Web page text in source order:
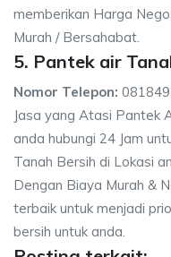
memberikan Harga
Murah / Bersahabat.
5. Pantek air
Nomor Telepon:
Jasa yang Atasi Pantek
anda hubungi 24 Jam
Tanah Bersih di Lokasi
Dengan Biaya Murah &
terbaik untuk menjadi
bersih untuk anda.